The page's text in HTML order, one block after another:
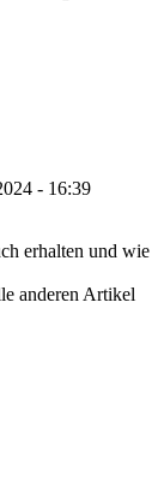
- 16:39
erhalten und wie
anderen Artikel